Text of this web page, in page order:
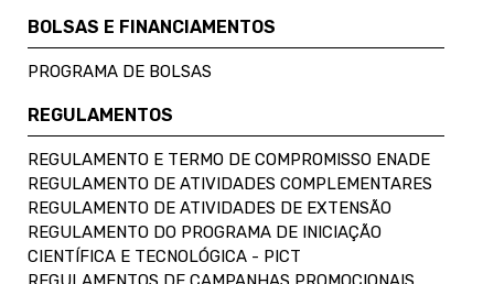
BOLSAS E FINANCIAMENTOS
PROGRAMA DE BOLSAS
REGULAMENTOS
REGULAMENTO E TERMO DE COMPROMISSO ENADE
REGULAMENTO DE ATIVIDADES COMPLEMENTARES
REGULAMENTO DE ATIVIDADES DE EXTENSÃO
REGULAMENTO DO PROGRAMA DE INICIAÇÃO
CIENTÍFICA E TECNOLÓGICA - PICT